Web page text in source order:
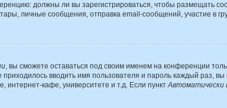
должны ли вы зарегистрироваться, чтобы размещать
личные сообщения, отправка email-сообщений, участие в
, вы сможете оставаться под своим именем на конференции
вводить имя пользователя и пароль каждый раз,
интернет-кафе, университете и т.д. Если пунктАвтоматически